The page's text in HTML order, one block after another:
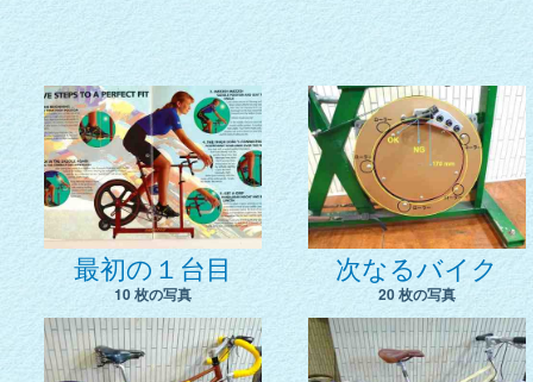
最初の１台目
10 枚の写真
次なるバイク
20 枚の写真